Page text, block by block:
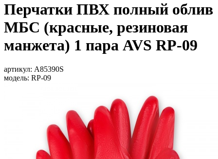
Перчатки ПВХ полный облив
МБС (красные, резиновая
манжета) 1 пара AVS RP-09
артикул: A85390S
модель: RP-09